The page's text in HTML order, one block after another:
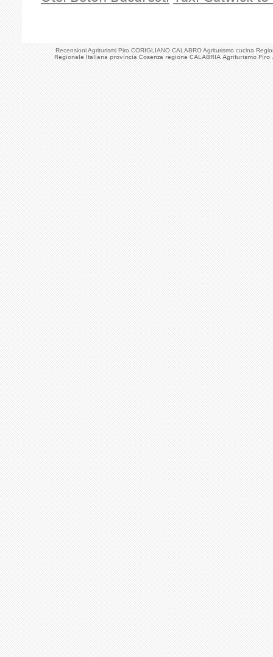
Recensioni Agriturismi Piro CORIGLIANO CALABRO Agriturismo cucina
Regionale Italiana provincia Cosenza regione CALABRIA Agriturismo Piro